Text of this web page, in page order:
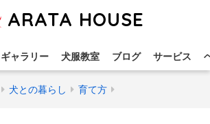
ARATA HOUSE
ギャラリー 犬服教室 ブログ サービス
犬との暮らし 育て方